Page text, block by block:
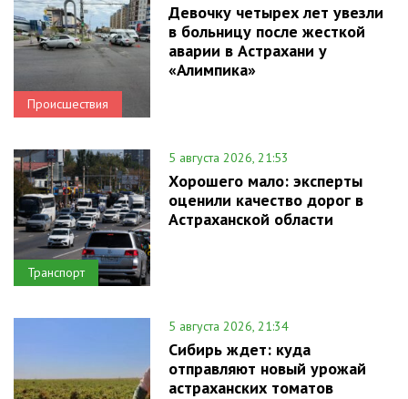
Происшествия
Девочку четырех лет увезли
в больницу после жесткой
аварии в Астрахани у
«Алимпика»
Транспорт
5 августа 2026, 21:53
Хорошего мало: эксперты
оценили качество дорог в
Астраханской области
5 августа 2026, 21:34
Сибирь ждет: куда
отправляют новый урожай
астраханских томатов